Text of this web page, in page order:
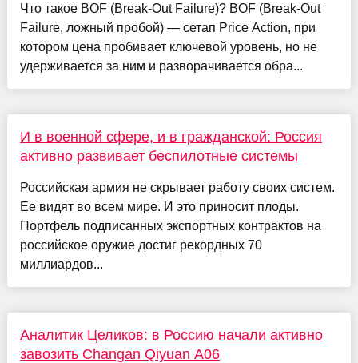
Что такое BOF (Break-Out Failure)? BOF (Break-Out
Failure, ложный пробой) — сетап Price Action, при
котором цена пробивает ключевой уровень, но не
удерживается за ним и разворачивается обра...
И в военной сфере, и в гражданской: Россия
активно развивает беспилотные системы
Российская армия не скрывает работу своих систем.
Ее видят во всем мире. И это приносит плоды.
Портфель подписанных экспортных контрактов на
российское оружие достиг рекордных 70
миллиардов...
Аналитик Целиков: в Россию начали активно
завозить Changan Qiyuan A06